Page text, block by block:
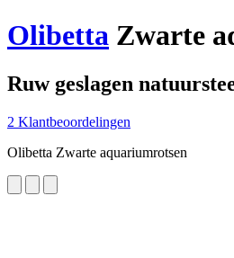
Olibetta Zwarte
Ruw geslagen
2 Klantbeoordelingen
Olibetta Zwarte aquariumrotsen